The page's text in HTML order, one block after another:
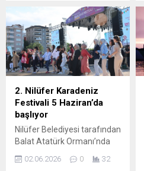
ağırlayacak. Beş gün
sürecek festival
kapsamında caz ve dünya
müziğinin başarılı isimleri
kentin farklı park ve açık
hava alanlarında sahne
alacak. Tüm konserlerin
ücretsiz ve biletsiz olarak
gerçekleştirileceği festival,
Bursalılara müzik dolu yaz
akşamları yaşatacak. Nilüfer
Belediyesi’nin...
2. Nilüfer Karadeniz
Festivali 5 Haziran’da
başlıyor
Nilüfer Belediyesi tarafından
Balat Atatürk Ormanı’nda
Karadeniz Festivali, 5-7
02.06.2026 0 32